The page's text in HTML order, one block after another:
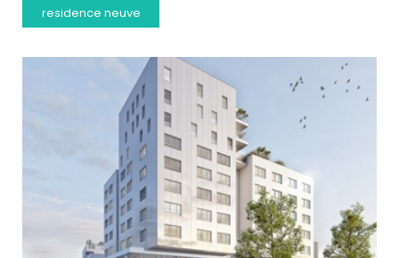
residence neuve